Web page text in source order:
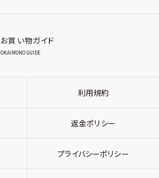
お買い物ガイド
OKAIMONO GUIDE
利用規約
返金ポリシー
プライバシーポリシー